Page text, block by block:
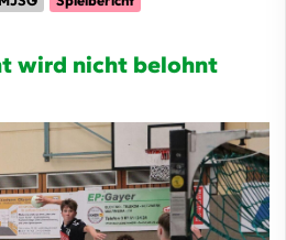
wird nicht belohnt